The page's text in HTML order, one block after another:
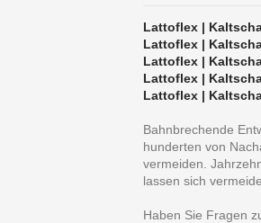
Lattoflex |
Lattoflex |
Lattoflex |
Lattoflex |
Lattoflex |
Bahnbrechende
hunderten von
vermeiden.
lassen sich
Haben Sie Fragen